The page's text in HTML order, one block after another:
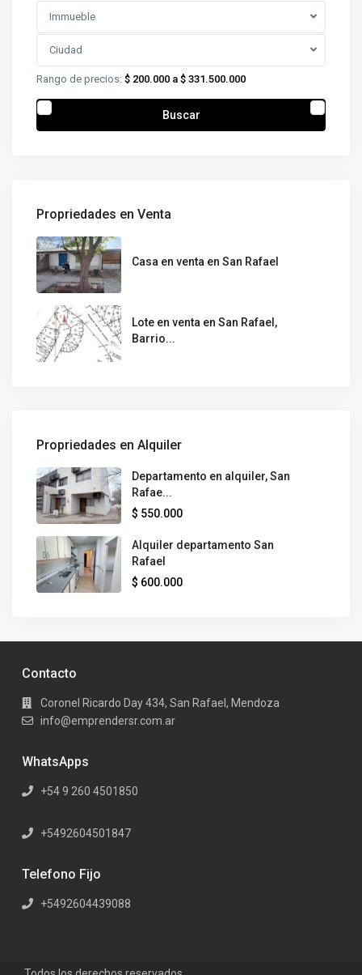
Immueble
Ciudad
Rango de precios: $ 200.000 a $ 331.500.000
Buscar
Propriedades en Venta
Casa en venta en San Rafael
Lote en venta en San Rafael,
Barrio...
Propriedades en Alquiler
Departamento en alquiler, San
Rafae...
$ 550.000
Alquiler departamento San
Rafael
$ 600.000
Contacto
Coronel Ricardo Day 434, San Rafael, Mendoza
info@emprendersr.com.ar
WhatsApps
+54 9 260 4501850
+5492604501847
Telefono Fijo
+5492604439088